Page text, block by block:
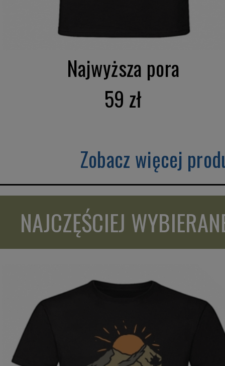
Najwyższa pora
59 zł
Zobacz więcej
NAJCZĘŚCIEJ